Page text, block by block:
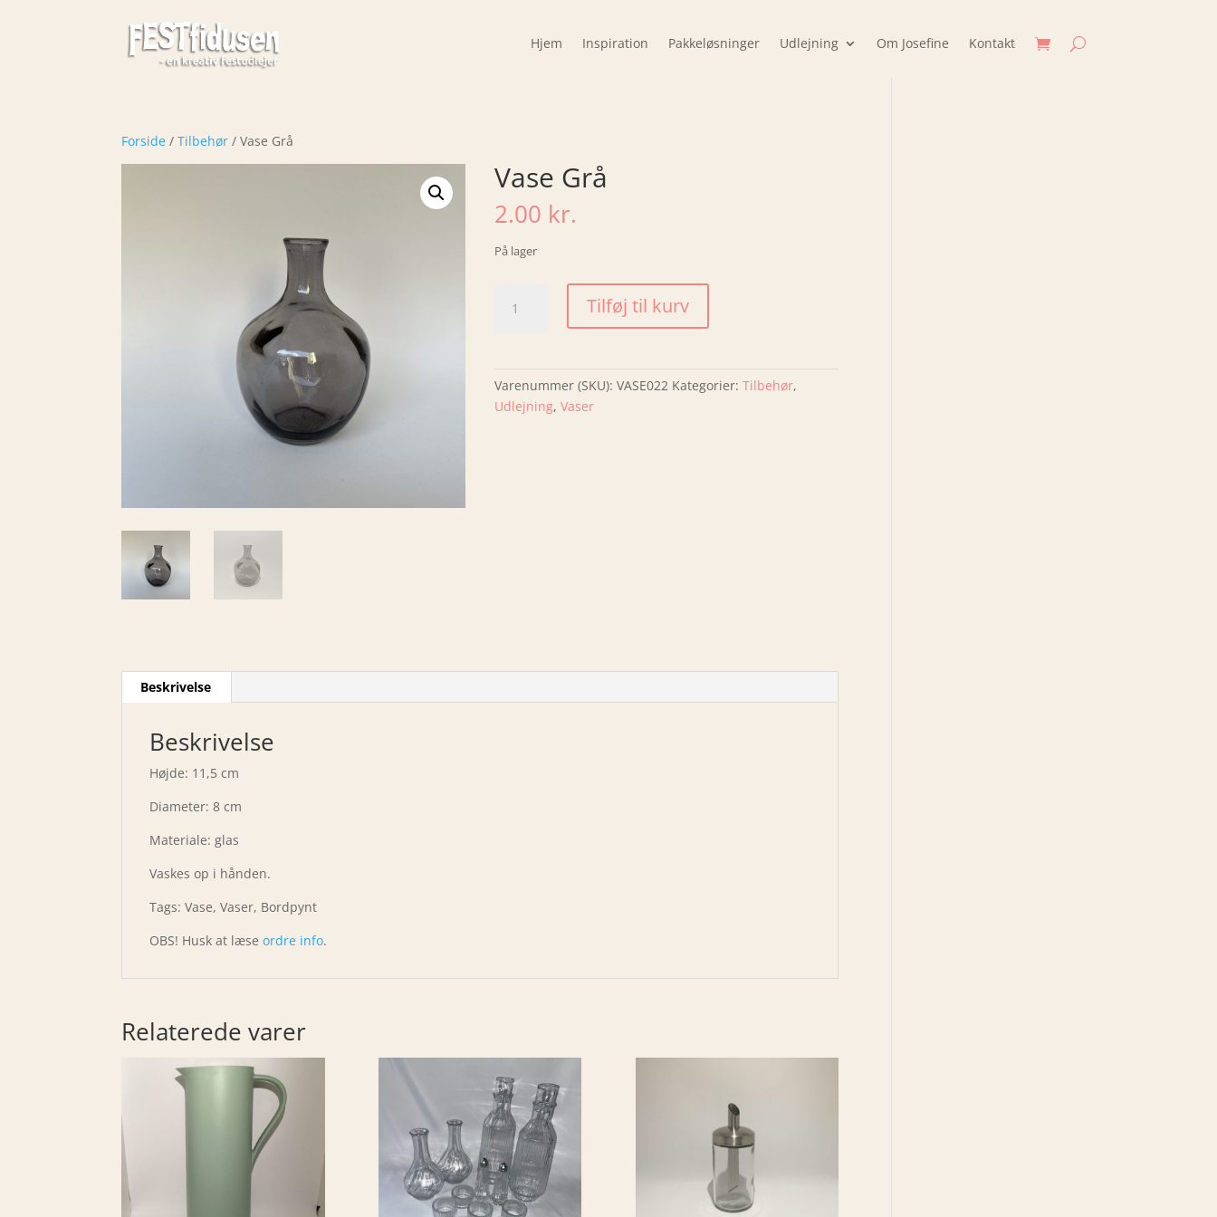
Hjem Inspiration Pakkeløsninger Udlejning Om Josefine Kontakt
Forside /Tilbehør / Vase Grå
Vase Grå
2.00 kr.
På lager
Grå
Tilføj til kurv
Varenummer (SKU):VASE022 Kategorier:Tilbehør,
Udlejning,Vaser
Beskrivelse
Beskrivelse
Højde: 11,5 cm
Diameter: 8 cm
Materiale: glas
Vaskes op i hånden.
Tags: Vase, Vaser, Bordpynt
OBS! Husk at læseordre info.
Relaterede varer